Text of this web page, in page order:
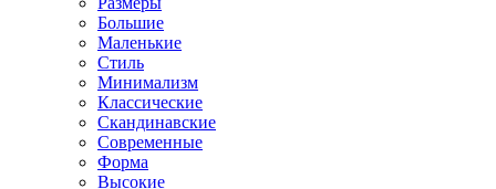
Большие
Маленькие
Стиль
Минимализм
Классические
Скандинавские
Современные
Форма
Высокие